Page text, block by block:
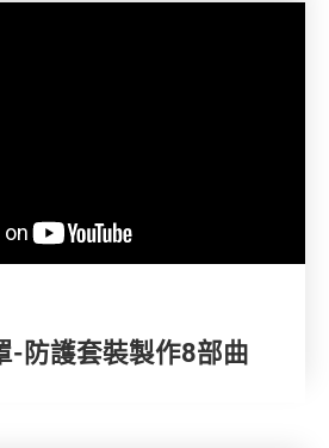
-防護套裝製作8部曲